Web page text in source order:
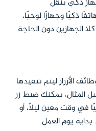
ذكي بنقل
ذكيًا وجهازًا لوحيًا،
الجهازين دون الحاجة
الأزرار ليتم تنفيذها
المثال، يمكنك ضبط زر
في وقت معين ليلاً، أو
يوم العمل.